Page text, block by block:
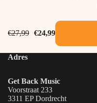
€27,99 €24,99
Adres
Get Back Music
Voorstraat 233
3311 EP Dordrecht